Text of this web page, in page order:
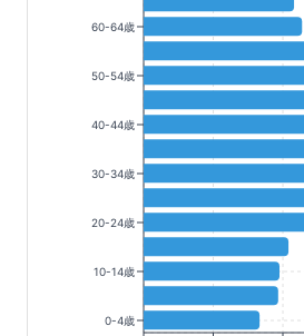
60-64歳
50-54歳
40-44歳
30-34歳
20-24歳
10-14歳
0-4歳